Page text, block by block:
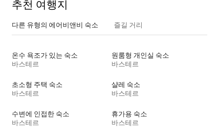
추천 여행지
다른 유형의 에어비앤비 숙소 즐길 거리
온수 욕조가 있는 숙소
바스테르
원룸형 개인실 숙소
바스테르
초소형 주택 숙소
바스테르
샬레 숙소
바스테르
수변에 인접한 숙소
바스테르
휴가용 숙소
바스테르